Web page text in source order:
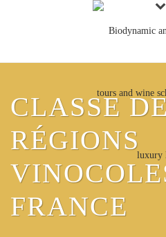
CLASSE
RÉGIONS
FRANCE
COURS DE
JOURNÉE
RÉGIONS